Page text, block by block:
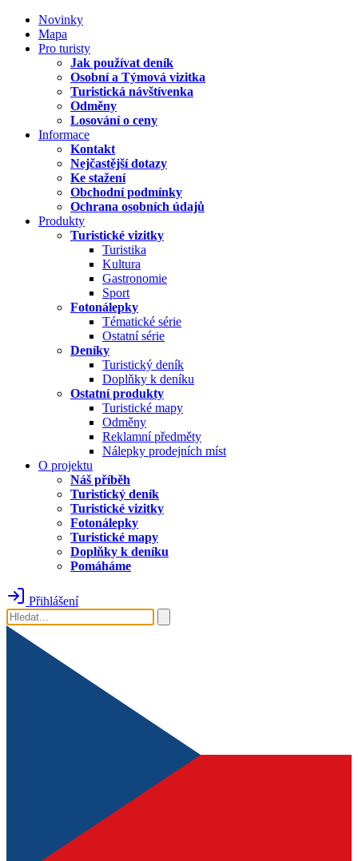
Novinky
Mapa
Pro turisty
Jak používat deník
Osobní a Týmová vizitka
Turistická návštívenka
Odměny
Losování o ceny
Informace
Kontakt
Nejčastější dotazy
Ke stažení
Obchodní podmínky
Ochrana osobních údajů
Produkty
Turistické vizitky
Turistika
Kultura
Gastronomie
Sport
Fotonálepky
Tématické série
Ostatní série
Deníky
Turistický deník
Doplňky k deníku
Ostatní produkty
Turistické mapy
Odměny
Reklamní předměty
Nálepky prodejních míst
O projektu
Náš příběh
Turistický deník
Turistické vizitky
Fotonálepky
Turistické mapy
Doplňky k deníku
Pomáháme
Přihlášení